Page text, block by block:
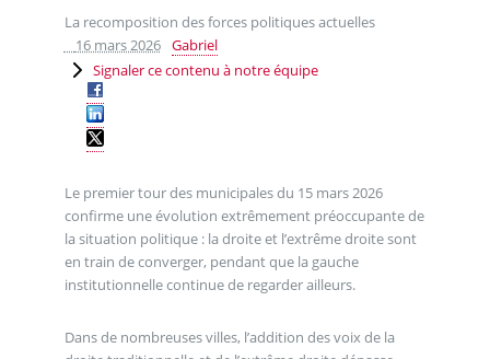
La recomposition des forces politiques actuelles
16 mars 2026 Gabriel
Signaler ce contenu à notre équipe
Le premier tour des municipales du 15 mars 2026
confirme une évolution extrêmement préoccupante de
la situation politique : la droite et l’extrême droite sont
en train de converger, pendant que la gauche
institutionnelle continue de regarder ailleurs.
Dans de nombreuses villes, l’addition des voix de la